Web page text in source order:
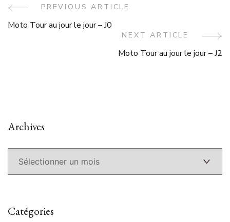
Post
PREVIOUS ARTICLE
Moto Tour au jour le jour – J0
NEXT ARTICLE
Moto Tour au jour le jour – J2
Archives
Catégories